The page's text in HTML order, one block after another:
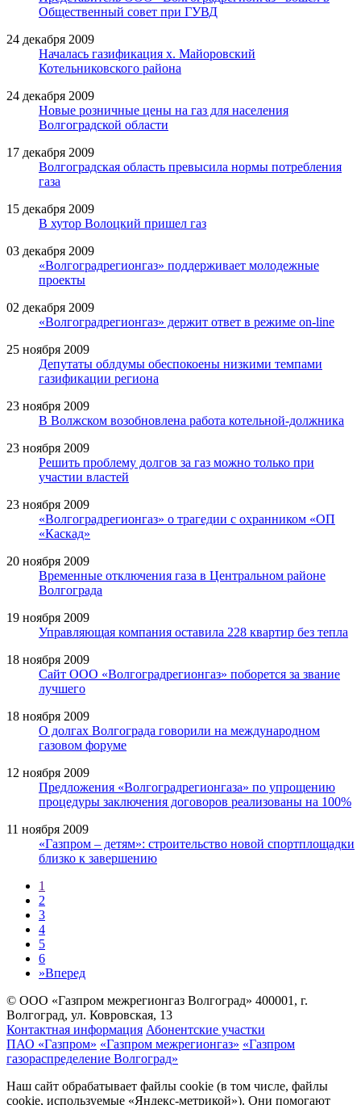
Общественный совет при ГУВД
24 декабря 2009
Началась газификация х. Майоровский
Котельниковского района
24 декабря 2009
Новые розничные цены на газ для населения
Волгоградской области
17 декабря 2009
Волгоградская область превысила нормы потребления
газа
15 декабря 2009
В хутор Волоцкий пришел газ
03 декабря 2009
«Волгоградрегионгаз» поддерживает молодежные
проекты
02 декабря 2009
«Волгоградрегионгаз» держит ответ в режиме on-line
25 ноября 2009
Депутаты облдумы обеспокоены низкими темпами
газификации региона
23 ноября 2009
В Волжском возобновлена работа котельной-должника
23 ноября 2009
Решить проблему долгов за газ можно только при
участии властей
23 ноября 2009
«Волгоградрегионгаз» о трагедии с охранником «ОП
«Каскад»
20 ноября 2009
Временные отключения газа в Центральном районе
Волгограда
19 ноября 2009
Управляющая компания оставила 228 квартир без тепла
18 ноября 2009
Сайт ООО «Волгоградрегионгаз» поборется за звание
лучшего
18 ноября 2009
О долгах Волгограда говорили на международном
газовом форуме
12 ноября 2009
Предложения «Волгоградрегионгаза» по упрощению
процедуры заключения договоров реализованы на 100%
11 ноября 2009
«Газпром – детям»: строительство новой спортплощадки
близко к завершению
1
2
3
4
5
6
»Вперед
© ООО «Газпром межрегионгаз Волгоград» 400001, г.
Волгоград, ул. Ковровская, 13
Контактная информация Абонентские участки
ПАО «Газпром» «Газпром межрегионгаз» «Газпром
газораспределение Волгоград»
Наш сайт обрабатывает файлы cookie (в том числе, файлы
cookie, используемые «Яндекс-метрикой»). Они помогают